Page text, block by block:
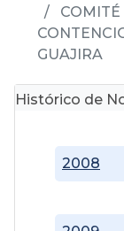
COMITÉ
GUAJIRA
Histórico de
2008